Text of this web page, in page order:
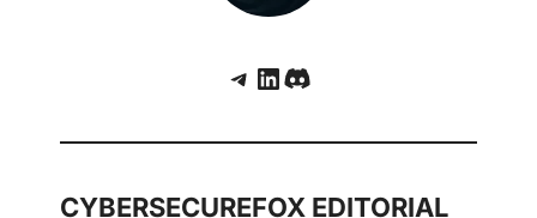
Telegram
LinkedIn
Discord
CYBERSECUREFOX EDITORIAL